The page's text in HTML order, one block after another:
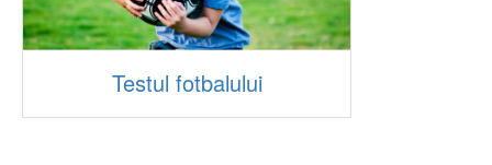
Testul fotbalului